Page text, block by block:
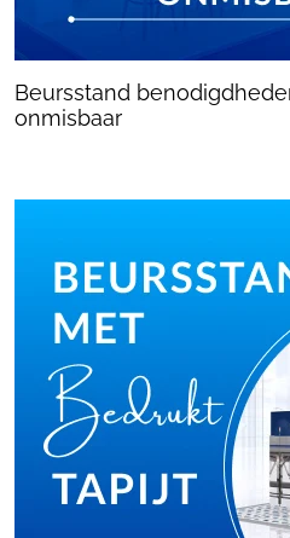
Beursstand
onmisbaar